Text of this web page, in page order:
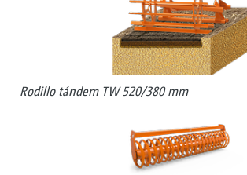
Rodillo tándem TW 520/380 mm